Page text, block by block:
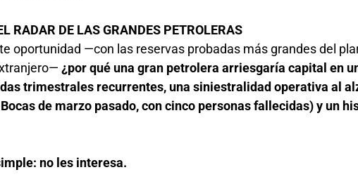
RADAR DE LAS GRANDES PETROLERAS
oportunidad —con las reservas probadas más grandes del
¿por qué una gran petrolera arriesgaría capital en
trimestrales recurrentes, una siniestralidad operativa al
de marzo pasado, con cinco personas fallecidas) y un
no les interesa.